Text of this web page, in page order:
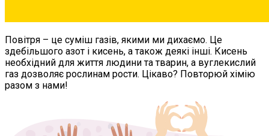
Повітря – це суміш газів, якими ми дихаємо. Це
здебільшого азот і кисень, а також деякі інші. Кисень
необхідний для життя людини та тварин, а вуглекислий
газ дозволяє рослинам рости. Цікаво? Повторюй хімію
разом з нами!